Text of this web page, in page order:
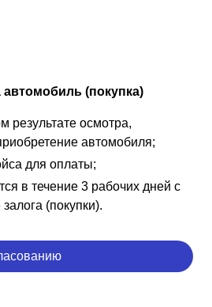
автомобиль (покупка)
результате осмотра,
автомобиля;
для оплаты;
в течение 3 рабочих дней с
(покупки).